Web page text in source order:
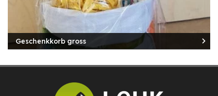
Geschenkkorb gross